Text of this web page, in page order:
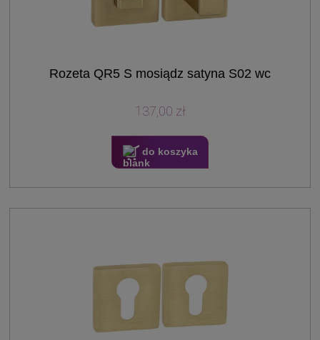
Rozeta QR5 S mosiądz satyna S02 wc
137,00 zł
do koszyka